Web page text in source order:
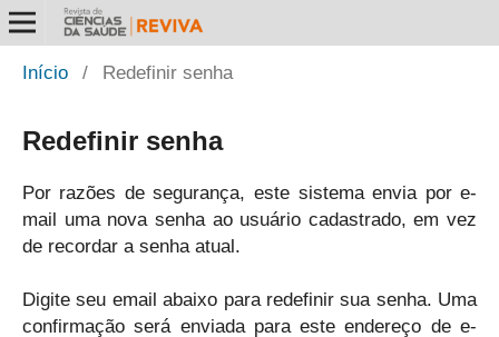
Início / Redefinir senha
Redefinir senha
Por razões de segurança, este sistema envia por e-
mail uma nova senha ao usuário cadastrado, em vez
de recordar a senha atual.
Digite seu email abaixo para redefinir sua senha. Uma
confirmação será enviada para este endereço de e-